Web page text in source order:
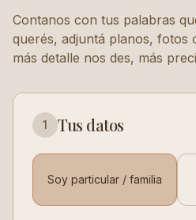
Contanos con tus palabras
querés, adjuntá planos, fotos
más detalle nos des, más
1 Tus datos
Soy particular / familia